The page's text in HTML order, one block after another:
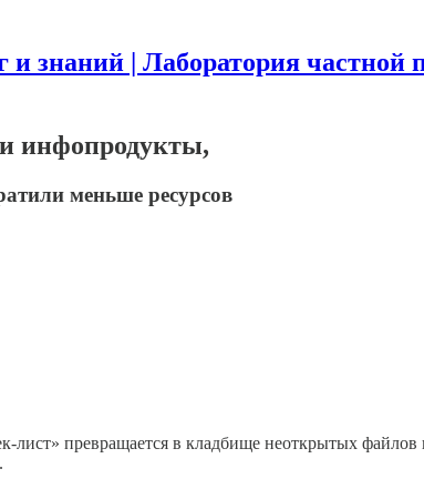
и знаний | Лаборатория частной
инфопродукты,
меньше ресурсов
лист» превращается в кладбище неоткрытых